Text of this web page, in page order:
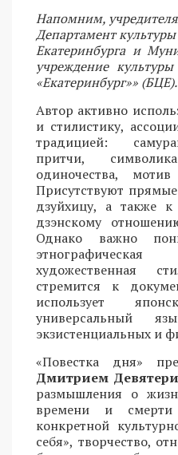
Напомним,
Департамент
Екатеринбурга и
учреждение
«Екатеринбург»» (БЦЕ).
Автор активно
и стилистику,
традицией:
притчи,
одиночества,
Присутствуют
дзуйхицу, а также к
дзэнскому
Однако важно
художественная
стремится к
использует
универсальный
экзистенциальных и
«Повестка дня»
Дмитрием
размышления о
времени и
конкретной
себя», творчество,